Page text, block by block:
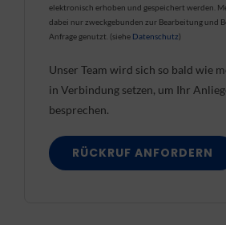
elektronisch erhoben und gespeichert werden.
dabei nur zweckgebunden zur Bearbeitung und
Anfrage genutzt. (siehe Datenschutz)
Unser Team wird sich so bald wie
in Verbindung setzen, um Ihr
besprechen.